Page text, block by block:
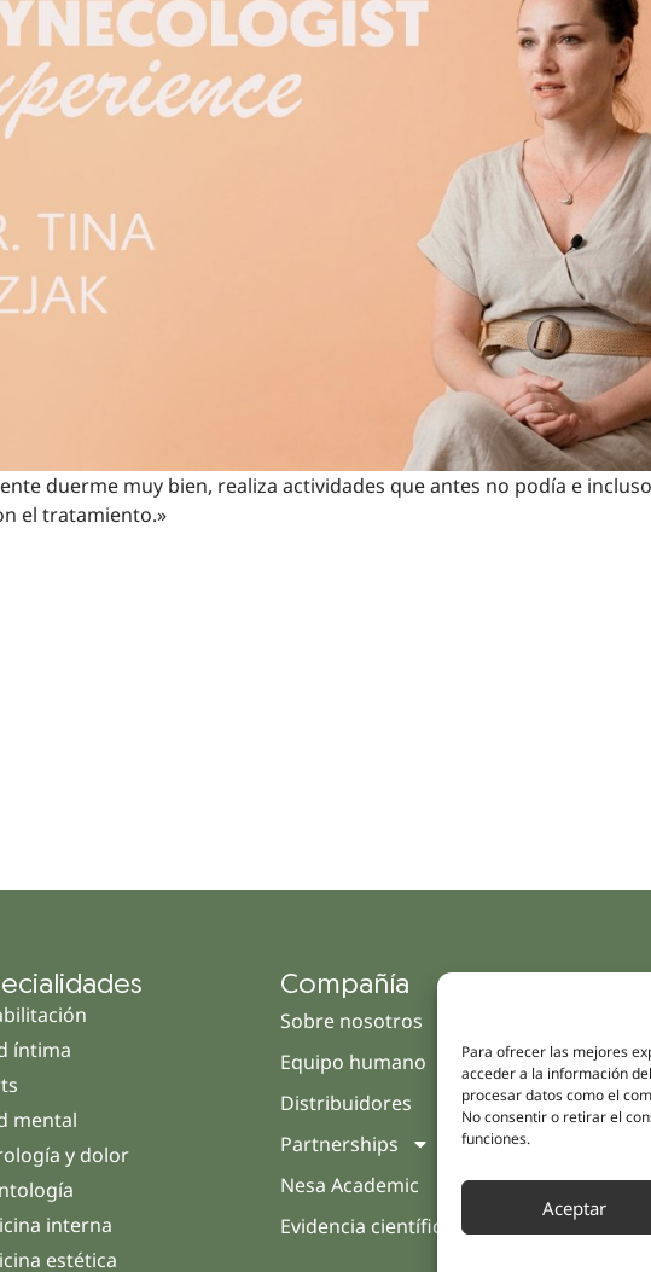
Para ofrecer las mejores
acceder a la información
procesar datos como el
No consentir o retirar el
funciones.
Aceptar
duerme muy bien, realiza actividades que antes no podía e
el tratamiento.»
íntima
mental
y dolor
interna
estética
Compañía
Sobre nosotros
Equipo humano
Distribuidores
Partnerships
Nesa Academic
Evidencia científica